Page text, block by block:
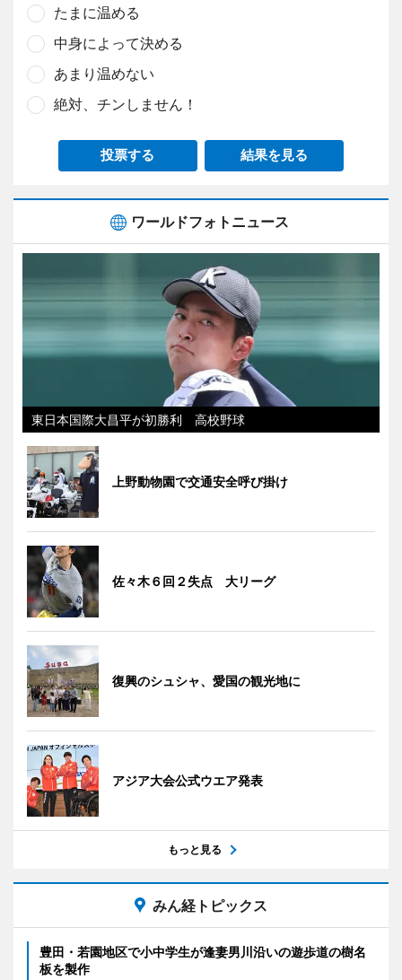
たまに温める
中身によって決める
あまり温めない
絶対、チンしません！
投票する 結果を見る
ワールドフォトニュース
東日本国際大昌平が初勝利 高校野球
上野動物園で交通安全呼び掛け
佐々木６回２失点 大リーグ
復興のシュシャ、愛国の観光地に
アジア大会公式ウエア発表
もっと見る
みん経トピックス
豊田・若園地区で小中学生が逢妻男川沿いの遊歩道の樹名
板を製作